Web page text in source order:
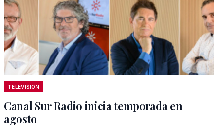
TELEVISION
Canal Sur Radio inicia temporada en
agosto